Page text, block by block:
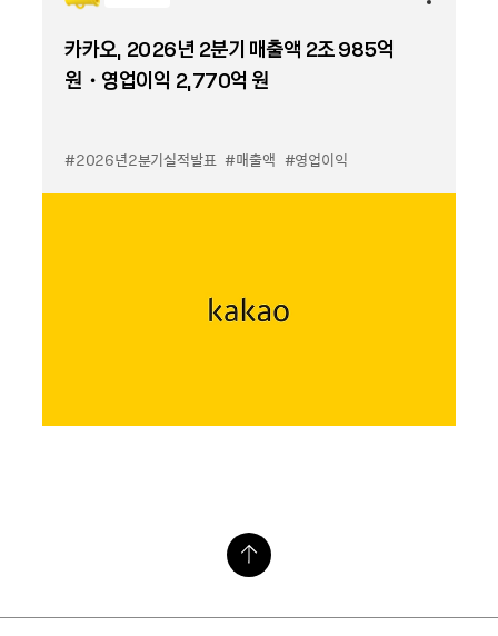
카카오, 2026년 2분기 매출액 2조 985억
원・영업이익 2,770억 원
#2026년2분기실적발표 #매출액 #영업이익